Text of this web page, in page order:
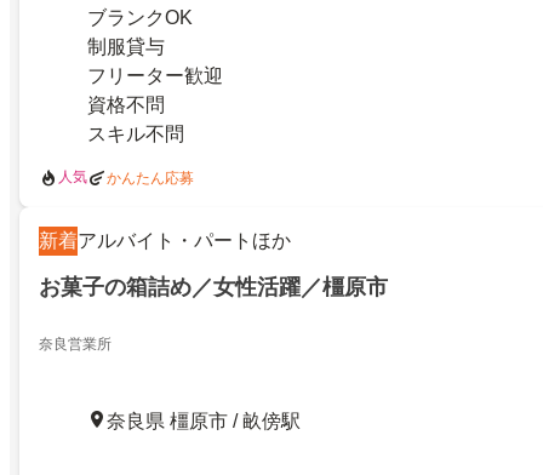
ブランクOK
制服貸与
フリーター歓迎
資格不問
スキル不問
人気 かんたん応募
新着アルバイト・パートほか
お菓子の箱詰め／女性活躍／橿原市
奈良営業所
奈良県 橿原市 / 畝傍駅